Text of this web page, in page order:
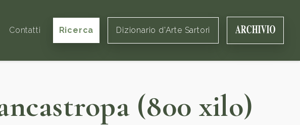
Contatti Ricerca Dizionario d'Arte Sartori
(800 xilo)